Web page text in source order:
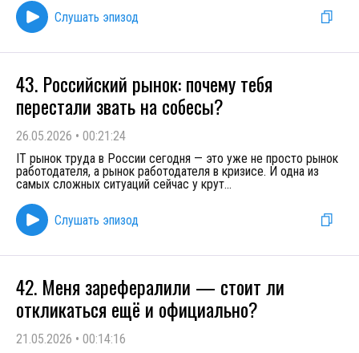
Слушать эпизод
43. Российский рынок: почему тебя
перестали звать на собесы?
26.05.2026 • 00:21:24
IT рынок труда в России сегодня — это уже не просто рынок
работодателя, а рынок работодателя в кризисе. И одна из
самых сложных ситуаций сейчас у крут...
Слушать эпизод
42. Меня зарефералили — стоит ли
откликаться ещё и официально?
21.05.2026 • 00:14:16